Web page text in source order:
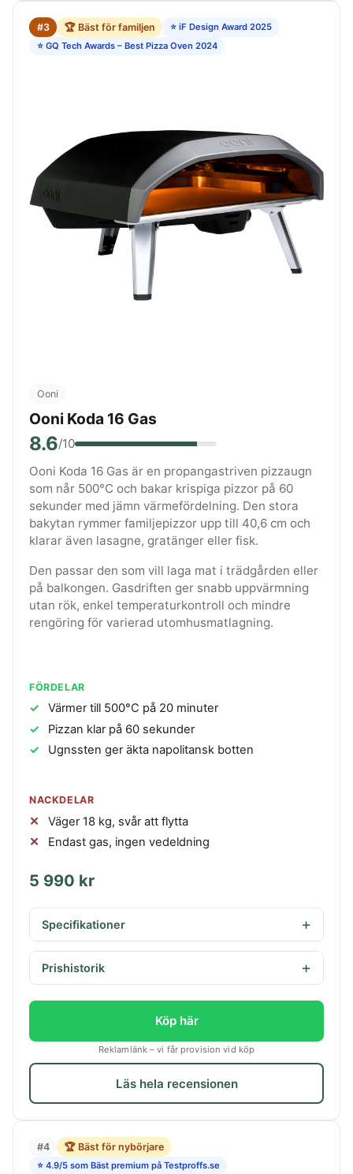
#3 🏆 Bäst för familjen
⭐ iF Design Award 2025
⭐ GQ Tech Awards – Best Pizza Oven 2024
Ooni
Ooni Koda 16 Gas
8.6/10
Ooni Koda 16 Gas är en propangastriven pizzaugn
som når 500°C och bakar krispiga pizzor på 60
sekunder med jämn värmefördelning. Den stora
bakytan rymmer familjepizzor upp till 40,6 cm och
klarar även lasagne, gratänger eller fisk.
Den passar den som vill laga mat i trädgården eller
på balkongen. Gasdriften ger snabb uppvärmning
utan rök, enkel temperaturkontroll och mindre
rengöring för varierad utomhusmatlagning.
FÖRDELAR
Värmer till 500°C på 20 minuter
Pizzan klar på 60 sekunder
Ugnssten ger äkta napolitansk botten
NACKDELAR
Väger 18 kg, svår att flytta
Endast gas, ingen vedeldning
5 990 kr
Specifikationer
Prishistorik
Köp här
Reklamlänk – vi får provision vid köp
Läs hela recensionen
#4 🏆 Bäst för nybörjare
⭐ 4.9/5 som Bäst premium på Testproffs.se